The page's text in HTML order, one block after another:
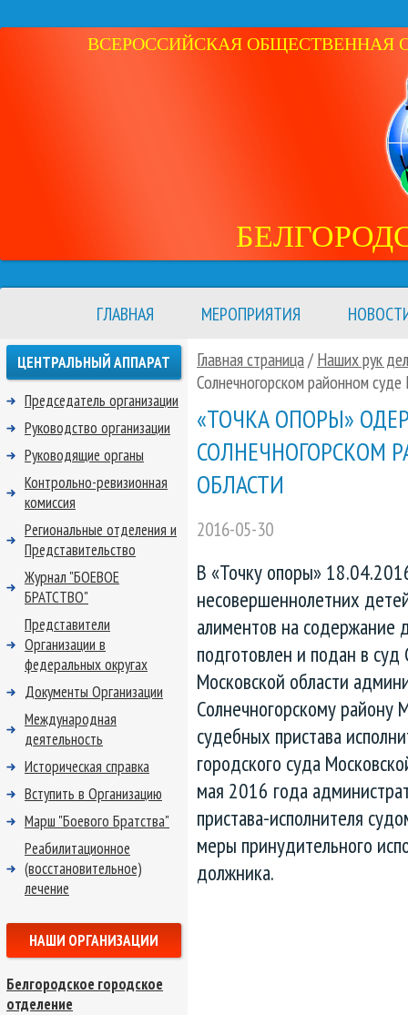
ВСЕРОССИЙСКАЯ ОБЩЕСТВЕННАЯ
ГЛАВНАЯ МЕРОПРИЯТИЯ
Главная страница/ Наших рук
Солнечногорском районном
«ТОЧКА ОПОРЫ»
СОЛНЕЧНОГОРСКОМ
ОБЛАСТИ
2016-05-30
В «Точку опоры»
несовершеннолетних
алиментов на содержание
подготовлен и подан в суд
Московской области
Солнечногорскому району
судебных пристава
городского суда
мая 2016 года
пристава-исполнителя
меры принудительного
должника.
ЦЕНТРАЛЬНЫЙ АППАРАТ
Председатель организации
Руководство организации
Руководящие органы
Контрольно-ревизионная
комиссия
Региональные отделения и
Представительство
Журнал "БОЕВОЕ
БРАТСТВО"
Представители
Организации в
федеральных округах
Документы Организации
Международная
деятельность
Историческая справка
Вступить в Организацию
Марш "Боевого Братства"
Реабилитационное
(восстановительное)
лечение
НАШИ ОРГАНИЗАЦИИ
Белгородское городское
отделение